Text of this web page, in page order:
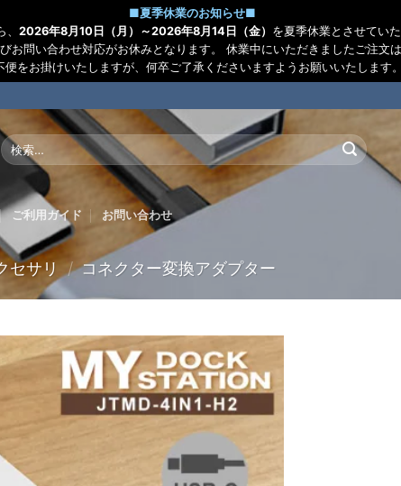
■夏季休業のお知らせ■
2026年8月10日（月）～2026年8月14日（金） を夏季休業とさせていた
お問い合わせ対応がお休みとなります。 休業中にいただきましたご注文
便をお掛けいたしますが、何卒ご了承くださいますようお願いいたします。
検
索
ご利用ガイド お問い合わせ
セサリ / コネクター変換アダプター